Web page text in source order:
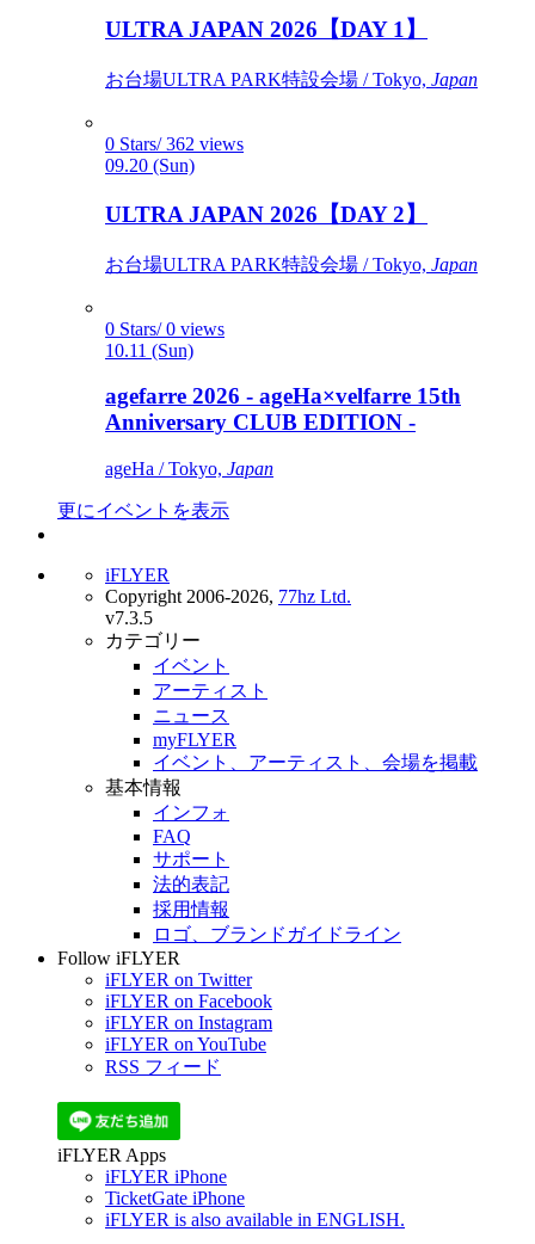
ULTRA JAPAN 2026【DAY 1】
お台場ULTRA PARK特設会場 / Tokyo, Japan
0 Stars/ 362 views
09.20 (Sun)
ULTRA JAPAN 2026【DAY 2】
お台場ULTRA PARK特設会場 / Tokyo, Japan
0 Stars/ 0 views
10.11 (Sun)
agefarre 2026 - ageHa×velfarre 15th
Anniversary CLUB EDITION -
ageHa / Tokyo, Japan
更にイベントを表示
iFLYER
Copyright 2006-2026, 77hz Ltd.
v7.3.5
カテゴリー
イベント
アーティスト
ニュース
myFLYER
イベント、アーティスト、会場を掲載
基本情報
インフォ
FAQ
サポート
法的表記
採用情報
ロゴ、ブランドガイドライン
Follow iFLYER
iFLYER on Twitter
iFLYER on Facebook
iFLYER on Instagram
iFLYER on YouTube
RSS フィード
iFLYER Apps
iFLYER iPhone
TicketGate iPhone
iFLYER is also available in ENGLISH.